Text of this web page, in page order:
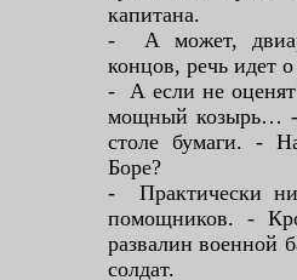
капитана.
- А может,
концов, речь идет
- А если не
мощный козырь… -
столе бумаги. -
Боре?
- Практически
помощников. -
развалин военной
солдат.